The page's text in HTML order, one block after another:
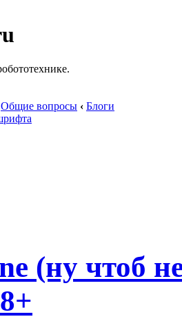
Общие вопросы ‹ Блоги
(ну чтоб